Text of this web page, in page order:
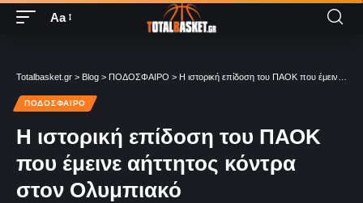
Aa
Totalbasket.gr > Blog > ΠΟΔΟΣΦΑΙΡΟ > Η ιστορική επίδοση του ΠΑΟΚ που έμεινε αήττητος κόντρα στον Ολυμπιακό
ΠΟΔΟΣΦΑΙΡΟ
Η ιστορική επίδοση του ΠΑΟΚ
που έμεινε αήττητος κόντρα
στον Ολυμπιακό